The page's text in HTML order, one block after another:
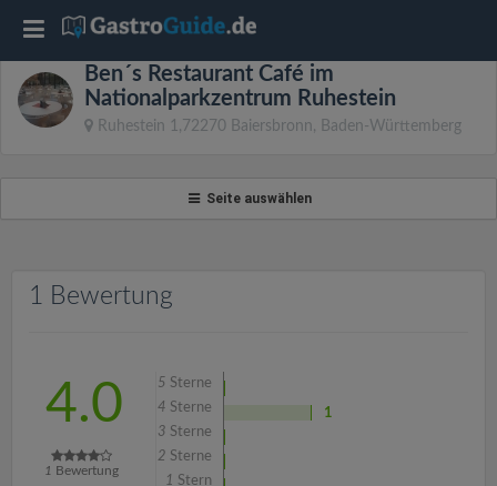
Ben´s Restaurant Café im
Nationalparkzentrum Ruhestein
Ruhestein 1,72270 Baiersbronn, Baden-Württemberg
Seite auswählen
1 Bewertung
4.0
1 Bewertung
5 Sterne
4 Sterne
1
3 Sterne
2 Sterne
1 Stern
T
o